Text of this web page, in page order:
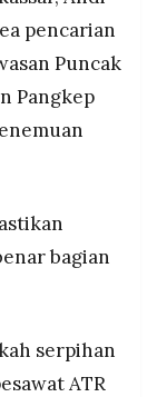
pencarian
Puncak
Pangkep
bagian
serpihan
ATR